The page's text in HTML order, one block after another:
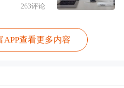
263评论
APP查看更多内容